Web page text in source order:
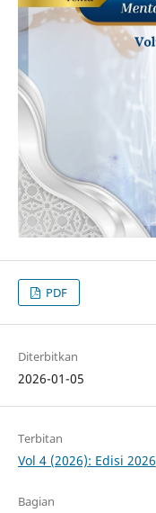
PDF
Diterbitkan
2026-01-05
Terbitan
Vol 4 (2026): Edisi 2026
Bagian